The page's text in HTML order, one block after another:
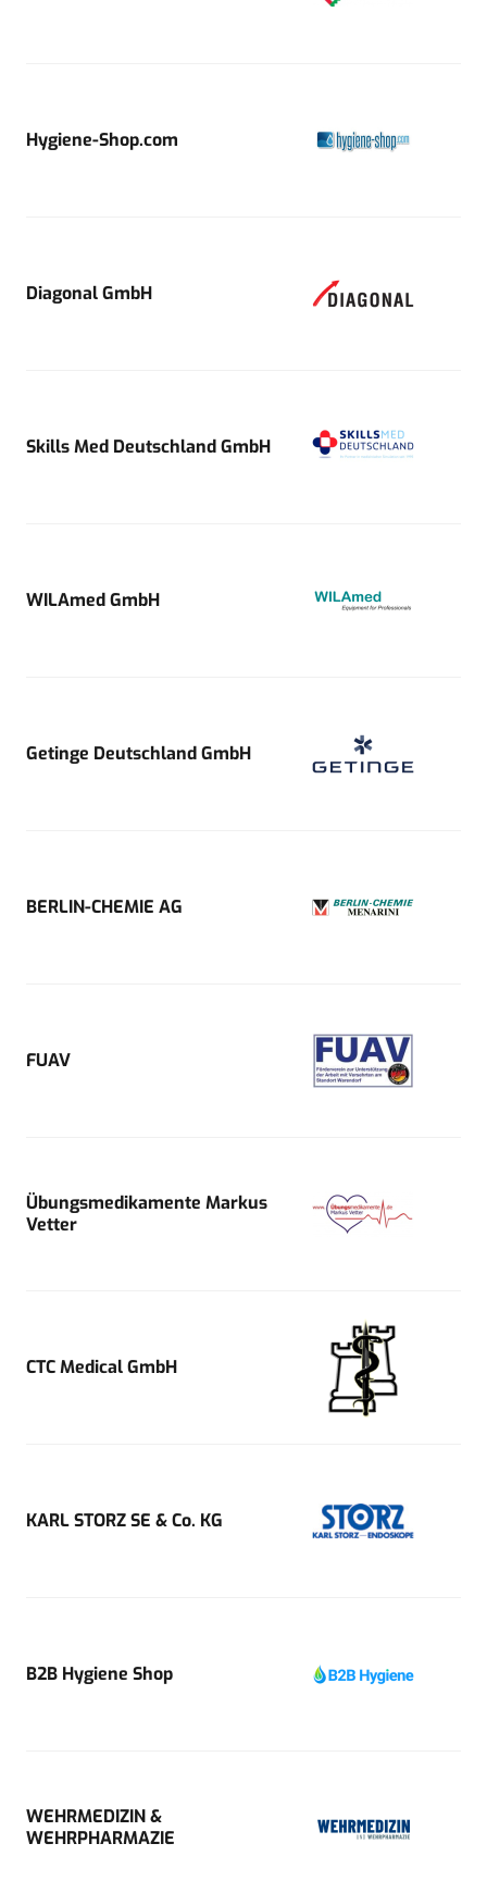
Hygiene-Shop.com
Diagonal GmbH
Skills Med Deutschland GmbH
WILAmed GmbH
Getinge Deutschland GmbH
BERLIN-CHEMIE AG
FUAV
Übungsmedikamente Markus
Vetter
CTC Medical GmbH
KARL STORZ SE & Co. KG
B2B Hygiene Shop
WEHRMEDIZIN &
WEHRPHARMAZIE